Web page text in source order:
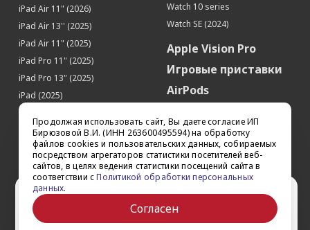
Продолжая использовать сайт, Вы даете согласие ИП
Бирюзовой В.И. (ИНН 263600495594) на обработку
файлов cookies и пользовательских данных, собираемых
посредством агрегаторов статистики посетителей веб-
сайтов, в целях ведения статистики посещений сайта в
соответствии сПолитикой обработки персональных
данных.
Согласен
Ваш город Ставрополь?
Да Выбрать другой
iPad Air 11" (2026)
iPad Air 13'' (2025)
iPad Air 11" (2025)
iPad Pro 11" (2025)
iPad Pro 13" (2025)
iPad (2025)
iPad Pro 13'' (2024)
iPad Pro 11'' (2024)
iPad Air 13'' (2024)
iPad Air 11" (2024)
iPad mini 7
iPad Pro 12.9'' (2022)
iPad Pro 11'' (2022)
Watch 10 series
Watch SE (2024)
Apple Vision Pro
Игровые приставки
AirPods
Квадрокоптеры
Apple TV
Dyson
Сертификаты